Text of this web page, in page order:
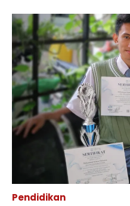
Pendidikan